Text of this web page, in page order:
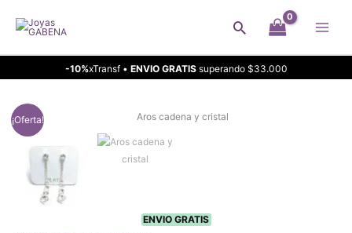
Buscar
-10%xTransf • ENVIO GRATISsuperando $33.000
¡Oferta!
ENVIO GRATIS